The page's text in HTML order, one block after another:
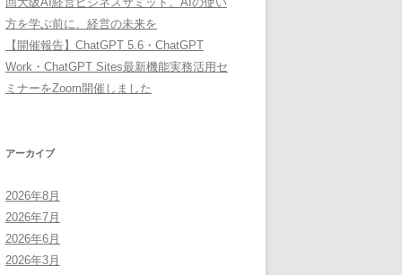
方を学ぶ前に、経営の未来を
【開催報告】ChatGPT 5.6・ChatGPT
Work・ChatGPT Sites最新機能実務活用セ
ミナーをZoom開催しました
アーカイブ
2026年8月
2026年7月
2026年6月
2026年3月